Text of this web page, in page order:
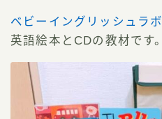
ベビーイングリッシュラボ
英語絵本とCDの教材です。